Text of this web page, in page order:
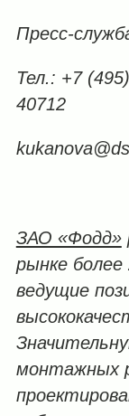
Пресс-
Тел.: +7
40712
ЗАО «Фодд»
рынке
ведущие
монтажных